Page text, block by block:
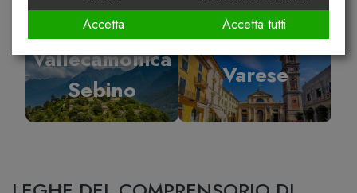
Vallecamonica
Sebino
Varese
Accetta
Accetta tutti